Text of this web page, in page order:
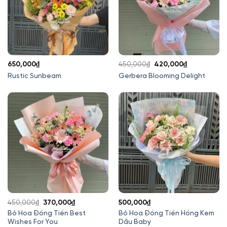
Rustic Sunbeam
650,000₫
Gerbera Blooming Delight
450,000₫
Giá
gốc
450,000₫.
420,000₫Giá
hiện
là:
420,000₫.
Bó Hoa Đồng Tiền Best
Wishes For You
450,000₫
Giá
gốc
là:
370,000₫Giá
hiện
Bó Hoa Đồng Tiền Hồng Kem
Dâu Baby
500,000₫